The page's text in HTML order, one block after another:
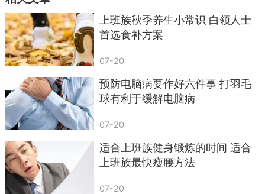
上班族秋季养生小常识 白领人士
首选食补方案
07-20
预防电脑病要作好六件事 打羽毛
球有利于缓解电脑病
07-20
适合上班族健身锻炼的时间 适合
上班族最快瘦腰方法
07-20